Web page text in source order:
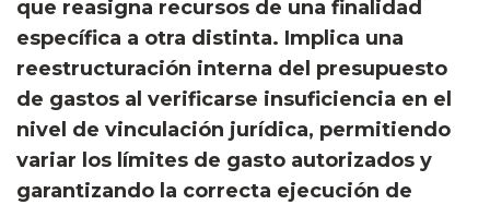
que reasigna recursos de una finalidad
específica a otra distinta. Implica una
reestructuración interna del presupuesto
de gastos al verificarse insuficiencia en el
nivel de vinculación jurídica, permitiendo
variar los límites de gasto autorizados y
garantizando la correcta ejecución de